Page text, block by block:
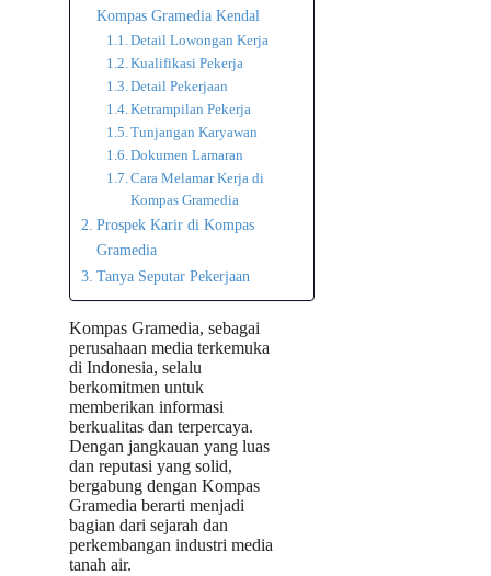
Kompas Gramedia Kendal
Detail Lowongan Kerja
Kualifikasi Pekerja
Detail Pekerjaan
Ketrampilan Pekerja
Tunjangan Karyawan
Dokumen Lamaran
Cara Melamar Kerja di
Kompas Gramedia
Prospek Karir di Kompas
Gramedia
Tanya Seputar Pekerjaan
Kompas Gramedia, sebagai
perusahaan media terkemuka
di Indonesia, selalu
berkomitmen untuk
memberikan informasi
berkualitas dan terpercaya.
Dengan jangkauan yang luas
dan reputasi yang solid,
bergabung dengan Kompas
Gramedia berarti menjadi
bagian dari sejarah dan
perkembangan industri media
tanah air.